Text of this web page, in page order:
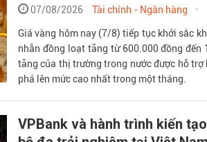
07/08/2026 Tài chính - Ngân hàng
Giá vàng hôm nay (7/8) tiếp tục khởi sắc
nhẫn đồng loạt tăng từ 600.000 đồng đến
tăng của thị trường trong nước được hỗ
phá lên mức cao nhất trong một tháng.
VPBank và hành trình kiến